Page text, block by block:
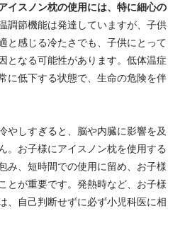
イスノン枕の使用には、特に細心の
調節機能は発達していますが、子供
と感じる冷たさでも、子供にとって
となる可能性があります。低体温症
に低下する状態で、生命の危険を伴
やしすぎると、
脳や内臓に影響を及
。お子様にアイスノン枕を使用する
み、短時間での使用に留め、お子様
とが重要です。発熱時など、お子様
、自己判断せずに必ず小児科医に相